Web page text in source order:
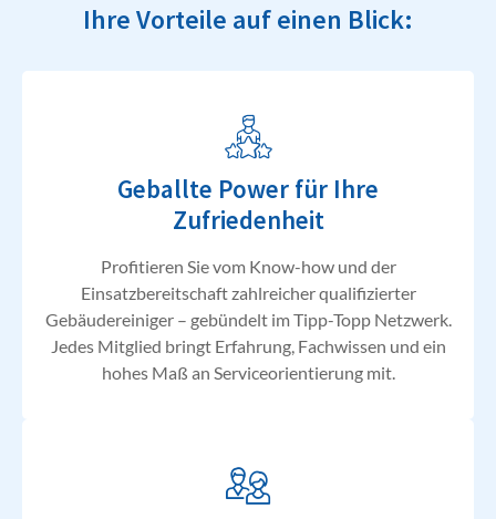
Ihre Vorteile auf einen Blick:
Geballte Power für Ihre
Zufriedenheit
Profitieren Sie vom Know-how und der
Einsatzbereitschaft zahlreicher qualifizierter
Gebäudereiniger – gebündelt im Tipp-Topp Netzwerk.
Jedes Mitglied bringt Erfahrung, Fachwissen und ein
hohes Maß an Serviceorientierung mit.